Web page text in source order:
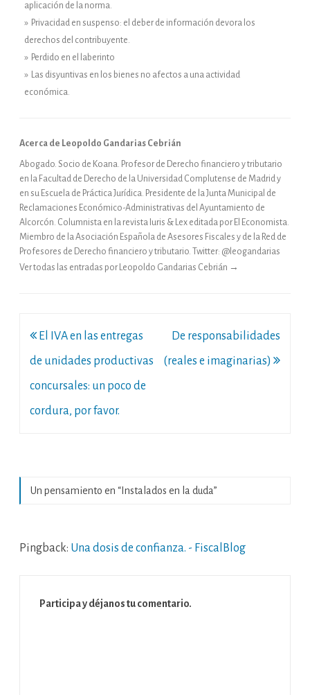
aplicación de la norma.
» Privacidad en suspenso: el deber de información devora los
derechos del contribuyente.
» Perdido en el laberinto
» Las disyuntivas en los bienes no afectos a una actividad
económica.
Acerca de Leopoldo Gandarias Cebrián
Abogado. Socio de Koana. Profesor de Derecho financiero y tributario
en la Facultad de Derecho de la Universidad Complutense de Madrid y
en su Escuela de Práctica Jurídica. Presidente de la Junta Municipal de
Reclamaciones Económico-Administrativas del Ayuntamiento de
Alcorcón. Columnista en la revista Iuris & Lex editada por El Economista.
Miembro de la Asociación Española de Asesores Fiscales y de la Red de
Profesores de Derecho financiero y tributario. Twitter: @leogandarias
Ver todas las entradas por Leopoldo Gandarias Cebrián →
Navegación
de
entradas
El IVA en las entregas
de unidades productivas
concursales: un poco de
cordura, por favor.
De responsabilidades
(reales e imaginarias)
Un pensamiento en “ Instalados en la duda”
Pingback: Una dosis de confianza. - FiscalBlog
Participa y déjanos tu comentario.